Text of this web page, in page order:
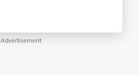
Advertisement